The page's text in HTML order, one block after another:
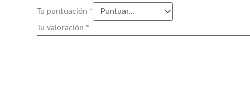
Tu puntuación *
Tu valoración *